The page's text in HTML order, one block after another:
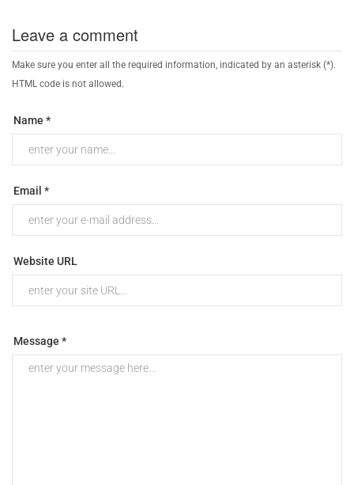
Leave a comment
Make sure you enter all the required information, indicated by an asterisk (*).
HTML code is not allowed.
Name *
Email *
Website URL
Message *